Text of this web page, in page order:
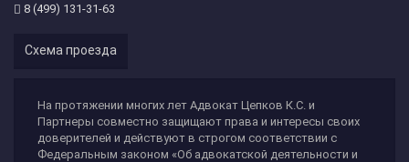
8 (499) 131-31-63
Схема проезда
На протяжении многих лет Адвокат Цепков К.С. и
Партнеры совместно защищают права и интересы своих
доверителей и действуют в строгом соответствии с
Федеральным законом «Об адвокатской деятельности и